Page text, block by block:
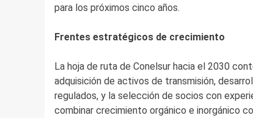
para los próximos cinco años.
Frentes estratégicos de crecimiento
La hoja de ruta de Conelsur hacia el 2030
adquisición de activos de transmisión,
regulados, y la selección de socios con
combinar crecimiento orgánico e inorgánico